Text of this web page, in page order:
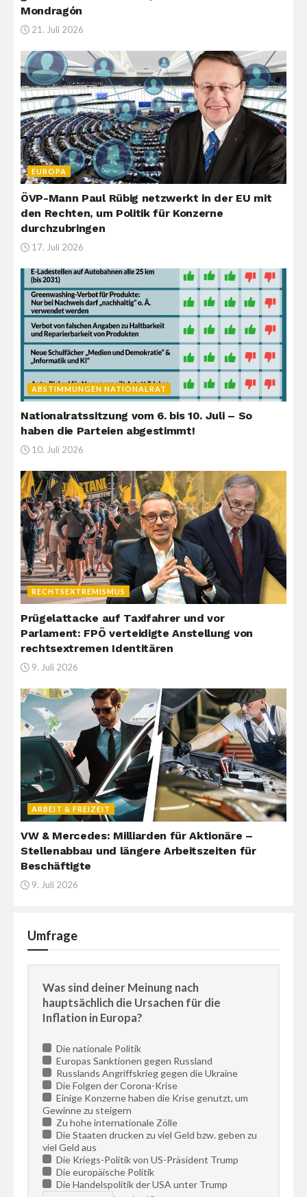
Mondragón
21. Juli 2026
EUROPA
ÖVP-Mann Paul Rübig netzwerkt in der EU mit
den Rechten, um Politik für Konzerne
durchzubringen
17. Juli 2026
ABSTIMMUNGEN NATIONALRAT
Nationalratssitzung vom 6. bis 10. Juli – So
haben die Parteien abgestimmt!
10. Juli 2026
RECHTSEXTREMISMUS
Prügelattacke auf Taxifahrer und vor
Parlament: FPÖ verteidigte Anstellung von
rechtsextremen Identitären
9. Juli 2026
ARBEIT & FREIZEIT
VW & Mercedes: Milliarden für Aktionäre –
Stellenabbau und längere Arbeitszeiten für
Beschäftigte
9. Juli 2026
Umfrage
Was sind deiner Meinung nach
hauptsächlich die Ursachen für die
Inflation in Europa?
Die nationale Politik
Europas Sanktionen gegen Russland
Russlands Angriffskrieg gegen die Ukraine
Die Folgen der Corona-Krise
Einige Konzerne haben die Krise genutzt, um
Gewinne zu steigern
Zu hohe internationale Zölle
Die Staaten drucken zu viel Geld bzw. geben zu
viel Geld aus
Die Kriegs-Politik von US-Präsident Trump
Die europäische Politik
Die Handelspolitik der USA unter Trump